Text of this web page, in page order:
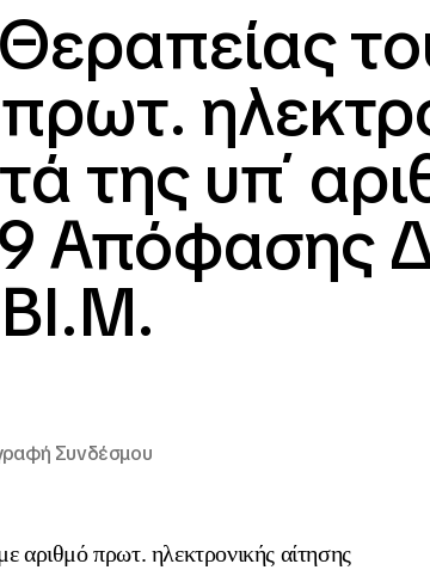
της υπ΄
Απόφασης
Συνδέσμου
αριθμό πρωτ. ηλεκτρονικής αίτησης